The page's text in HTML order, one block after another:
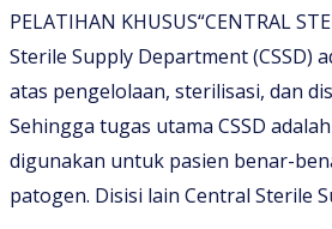
PELATIHAN KHUSUS“CENTRAL
Sterile Supply Department (CSSD)
atas pengelolaan, sterilisasi, dan
Sehingga tugas utama CSSD
digunakan untuk pasien benar-
patogen. Disisi lain Central Sterile